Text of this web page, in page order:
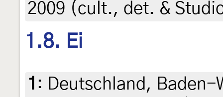
2009 (cult., det. &
1.8. Ei
1 : Deutschland,